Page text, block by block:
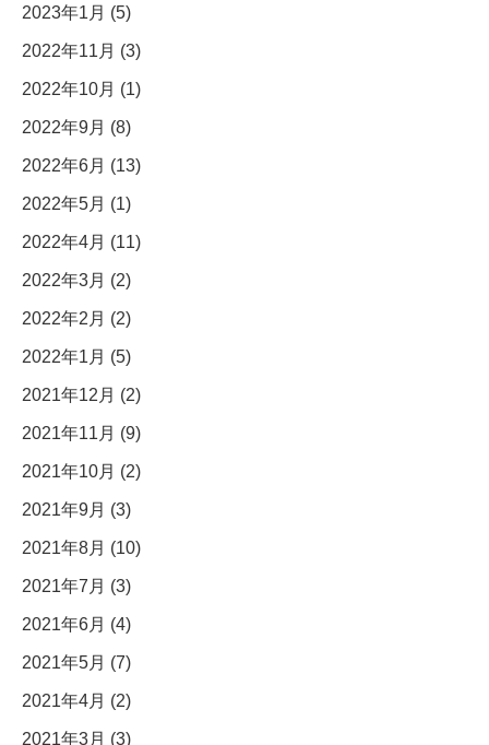
2023年1月 (5)
2022年11月 (3)
2022年10月 (1)
2022年9月 (8)
2022年6月 (13)
2022年5月 (1)
2022年4月 (11)
2022年3月 (2)
2022年2月 (2)
2022年1月 (5)
2021年12月 (2)
2021年11月 (9)
2021年10月 (2)
2021年9月 (3)
2021年8月 (10)
2021年7月 (3)
2021年6月 (4)
2021年5月 (7)
2021年4月 (2)
2021年3月 (3)